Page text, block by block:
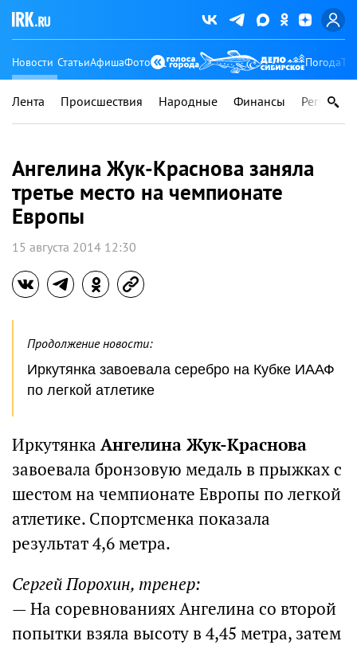
Новости СтатьиАфишаФото Погода
Лента Происшествия Народные Финансы Регионы
Ангелина Жук-Краснова заняла
третье место на чемпионате
Европы
15 августа 2014 12:30
Продолжение новости:
Иркутянка завоевала серебро на Кубке ИААФ
по легкой атлетике
Иркутянка Ангелина Жук-Краснова
завоевала бронзовую медаль в прыжках с
шестом на чемпионате Европы по легкой
атлетике. Спортсменка показала
результат 4,6 метра.
Сергей Порохин, тренер:
— На соревнованиях Ангелина со второй
попытки взяла высоту в 4,45 метра, затем